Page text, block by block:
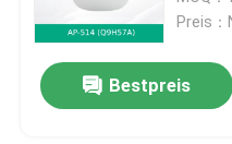
Preis
Bestpreis